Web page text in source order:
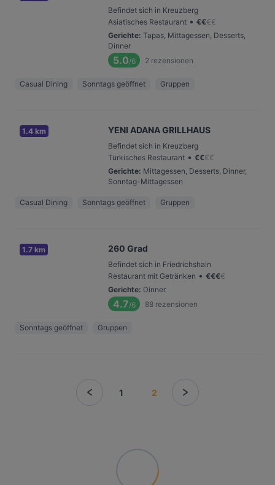
Befindet sich in Kreuzberg
Asiatisches Restaurant • €€€€
Gerichte: Tapas, Mittagessen, Desserts,
Dinner
5.0/6 2 rezensionen
Casual Dining Sonntags geöffnet Gruppen
1.4 km YENI ADANA GRILLHAUS
Befindet sich in Kreuzberg
Türkisches Restaurant • €€€€
Gerichte: Mittagessen, Desserts, Dinner,
Sonntag-Mittagessen
Casual Dining Sonntags geöffnet Gruppen
1.7 km 260 Grad
Befindet sich in Friedrichshain
Restaurant mit Getränken • €€€€
Gerichte: Dinner
4.7/6 88 rezensionen
Sonntags geöffnet Gruppen
1 2